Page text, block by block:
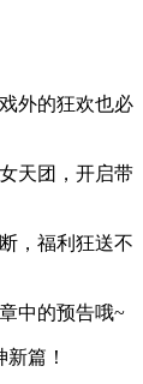
外的狂欢也必
天团，开启带
，福利狂送不
中的预告哦~
篇！